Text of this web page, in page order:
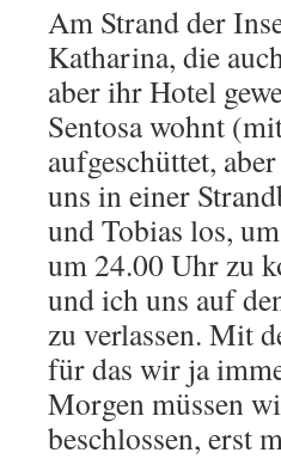
Am Strand der
Katharina, die
aber ihr Hotel
Sentosa wohnt
aufgeschüttet,
uns in einer
und Tobias los,
um 24.00 Uhr zu
und ich uns auf
zu verlassen. Mit
für das wir ja
Morgen müssen
beschlossen, erst